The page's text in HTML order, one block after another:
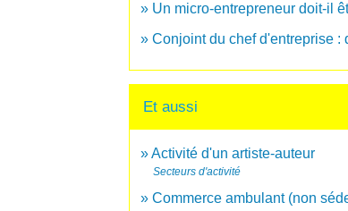
Un micro-entrepreneur doit-il
Conjoint du chef d'entreprise :
Et aussi
Activité d'un artiste-auteur
Secteurs d'activité
Commerce ambulant (non